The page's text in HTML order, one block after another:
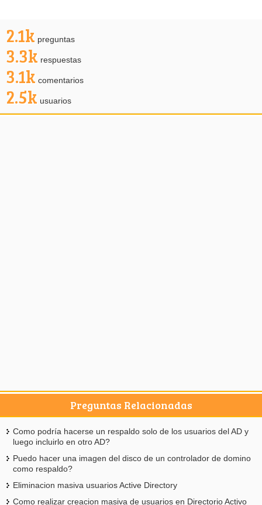
2.1k preguntas
3.3k respuestas
3.1k comentarios
2.5k usuarios
Preguntas Relacionadas
Como podría hacerse un respaldo solo de los usuarios del AD y
luego incluirlo en otro AD?
Puedo hacer una imagen del disco de un controlador de domino
como respaldo?
Eliminacion masiva usuarios Active Directory
Como realizar creacion masiva de usuarios en Directorio Activo